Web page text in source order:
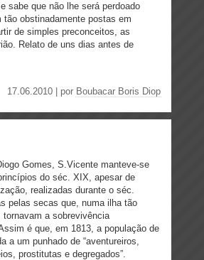
sabe que não lhe será perdoado
tão obstinadamente postas em
de simples preconceitos, as
Relato de uns dias antes de
17.06.2010 | por Boubacar Boris Diop
Gomes, S.Vicente manteve-se
do séc. XIX, apesar de
realizadas durante o séc.
pelas secas que, numa ilha tão
a sobrevivência
é que, em 1813, a população de
a um punhado de “aventureiros,
prostitutas e degregados”.